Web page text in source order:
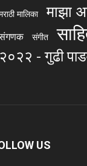
मालिका माझा
संगीत
- गुढी
US